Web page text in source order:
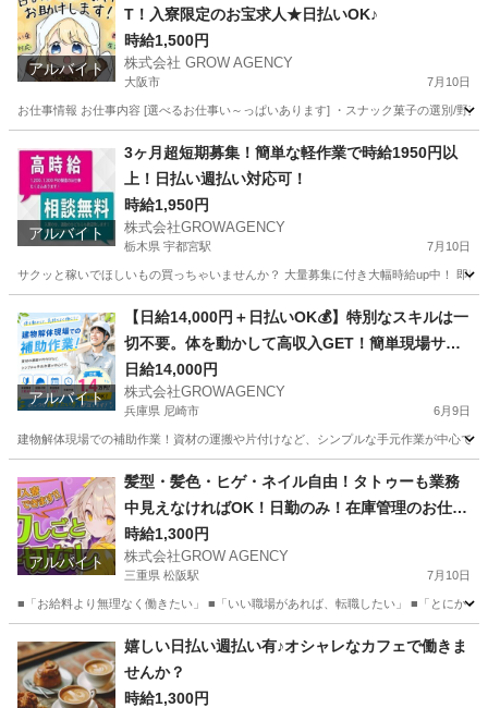
アルバイト
T！入寮限定のお宝求人★日払いOK♪
時給1,500円
株式会社 GROW AGENCY
大阪市 7月10日
お仕事情報 お仕事内容 [選べるお仕事い～っぱいあります] ・スナック菓子の選別/野
軽作業 大阪 大阪市 軽作業 時給
アルバイト
3ヶ月超短期募集！簡単な軽作業で時給1950円以
上！日払い週払い対応可！
時給1,950円
株式会社GROWAGENCY
栃木県 宇都宮駅 7月10日
サクッと稼いでほしいもの買っちゃいませんか？ 大量募集に付き大幅時給up中！ 即
宇都宮駅 その他
アルバイト
【日給14,000円＋日払いOK💰】特別なスキルは一
切不要。体を動かして高収入GET！簡単現場サポ
ート業務
日給14,000円
株式会社GROWAGENCY
兵庫県 尼崎市 6月9日
建物解体現場での補助作業！資材の運搬や片付けなど、シンプルな手元作業が中心で
その他
アルバイト
髪型・髪色・ヒゲ・ネイル自由！タトゥーも業務
中見えなければOK！日勤のみ！在庫管理のお仕事
♪
時給1,300円
株式会社GROW AGENCY
三重県 松阪駅 7月10日
■「お給料より無理なく働きたい」 ■「いい職場があれば、転職したい」 ■「とにか
松阪駅 その他 三重
業務
嬉しい日払い週払い有♪オシャレなカフェで働きま
せんか？
時給1,300円